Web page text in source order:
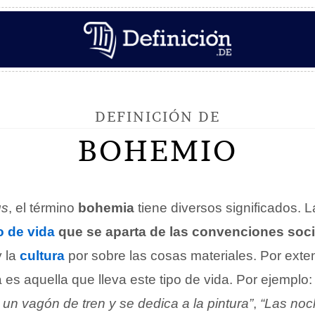
DEFINICIÓN DE
BOHEMIO
, el término bohemia tiene diversos significados.
de vida que se aparta de las convenciones
la cultura por sobre las cosas materiales. Por
es aquella que lleva este tipo de vida. Por ejemplo:
vagón de tren y se dedica a la pintura”, “Las